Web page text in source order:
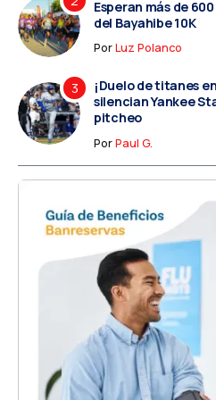
Esperan más de
del Bayahibe 10K
PorLuz Polanco
¡Duelo de titanes
silencian Yankee
pitcheo
PorPaul G.